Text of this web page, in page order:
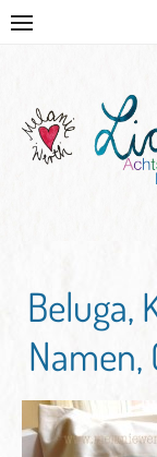
Skip
Beluga,
Namen,